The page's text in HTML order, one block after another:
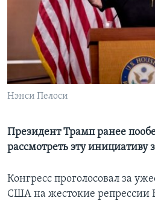
Learning English
СОЦИАЛЬНЫЕ СЕТИ
Нэнси Пелоси
Президент Трамп ранее
рассмотреть эту инициативу
Конгресс проголосовал за
США на жестокие репрессии